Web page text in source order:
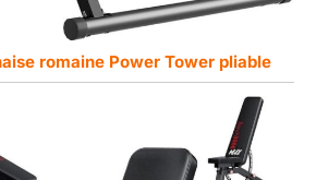
romaine Power Tower pliable